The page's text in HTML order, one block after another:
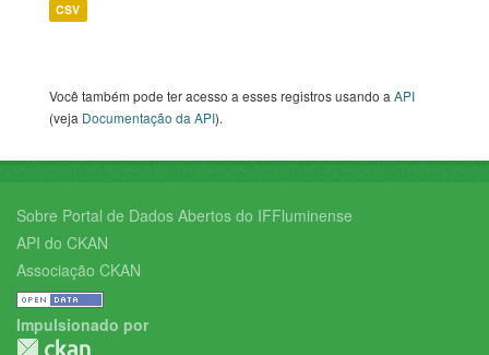
CSV
Você também pode ter acesso a esses registros usando aAPI
(veja Documentação da API).
Sobre Portal de Dados Abertos do IFFluminense
API do CKAN
Associação CKAN
Impulsionado por